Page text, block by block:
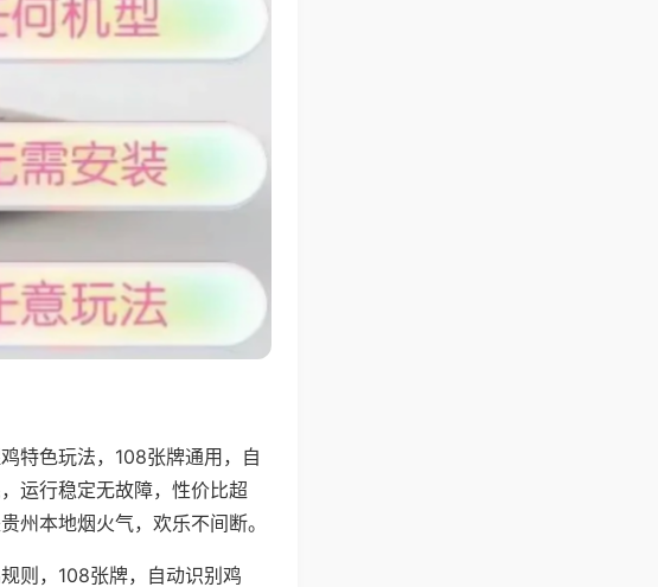
特色玩法，108张牌通用，自
运行稳定无故障，性价比超
州本地烟火气，欢乐不间断。
则，108张牌，自动识别鸡